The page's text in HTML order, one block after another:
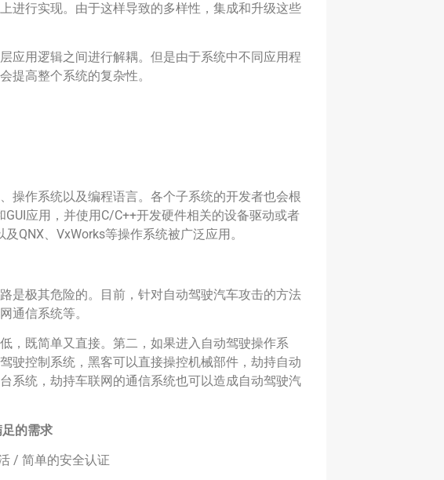
进行实现。由于这样导致的多样性，集成和升级这些
应用逻辑之间进行解耦。但是由于系统中不同应用程
提高整个系统的复杂性。
操作系统以及编程语言。各个子系统的开发者也会根
应用，并使用C/C++开发硬件相关的设备驱动或者
QNX、VxWorks等操作系统被广泛应用。
是极其危险的。目前，针对自动驾驶汽车攻击的方法
通信系统等。
，既简单又直接。第二，如果进入自动驾驶操作系
驶控制系统，黑客可以直接操控机械部件，劫持自动
系统，劫持车联网的通信系统也可以造成自动驾驶汽
的需求
/ 简单的安全认证